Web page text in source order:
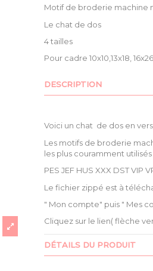
Motif de broderie machine
Le chat de dos
4 tailles
Pour cadre 10x10,13x18,
DESCRIPTION
Voici un chat de dos en
Les motifs de broderie
les plus couramment utilisés
PES JEF HUS XXX DST VIP
Le fichier zippé est à
" Mon compte" puis " Mes
Cliquez sur le lien( flèche
DÉTAILS DU PRODUIT